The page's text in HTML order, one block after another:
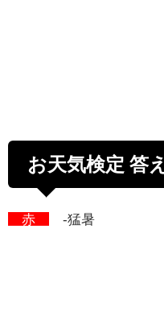
お天気検定 答え
赤 -猛暑